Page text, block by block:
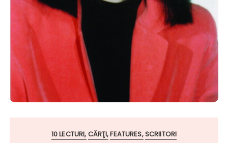
10 LECTURI CĂRŢI FEATURES SCRIITORI